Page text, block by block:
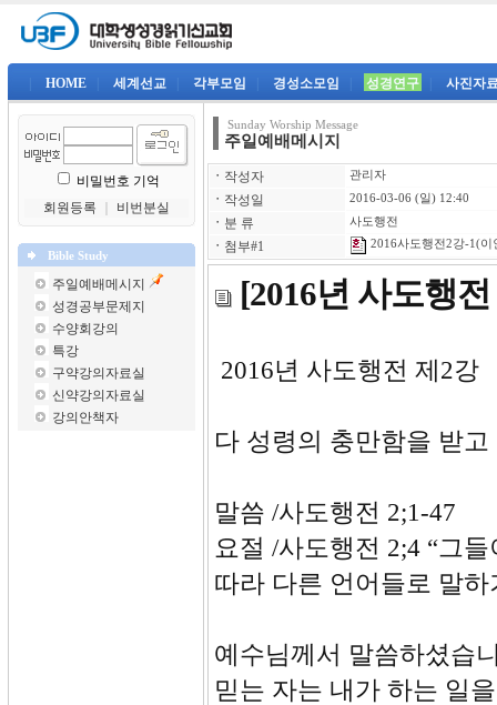
HOME 세계선교 각부모임 경성소모임 성경연구 사진자
비밀번호 기억
회원등록
비번분실
Bible Study
주일예배메시지
성경공부문제지
수양회강의
특강
구약강의자료실
신약강의자료실
강의안책자
Sunday Worship Message
주일예배메시지
ㆍ 작성자 관리자
ㆍ 작성일 2016-03-06 (일) 12:40
ㆍ 분 류 사도행전
ㆍ 첨부#1 2016사도행전2강-1(이
[2016년 사도행
2016년
다 성령의 충만함을 받고
말씀 /사도행전 2;1-47
요절 /사도행전 2;4 “그
따라 다른 언어들로 말
예수님께서 말씀하셨습
믿는 자는 내가 하는 일